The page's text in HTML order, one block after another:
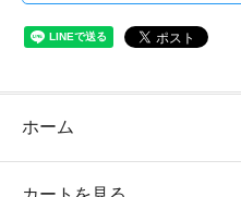
ホーム